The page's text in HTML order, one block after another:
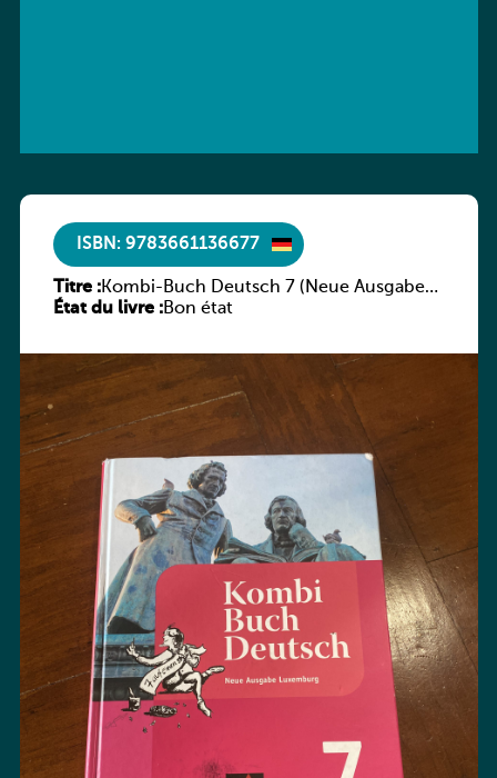
ISBN: 9783661136677
Titre :Kombi-Buch Deutsch 7 (Neue Ausgabe
Luxemburg)
État du livre :Bon état